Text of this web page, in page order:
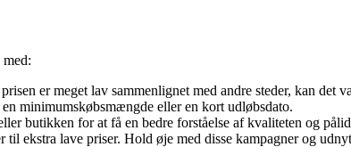
er meget lav sammenlignet med andre steder, kan det
minimumskøbsmængde eller en kort udløbsdato.
butikken for at få en bedre forståelse af kvaliteten og
ekstra lave priser. Hold øje med disse kampagner og